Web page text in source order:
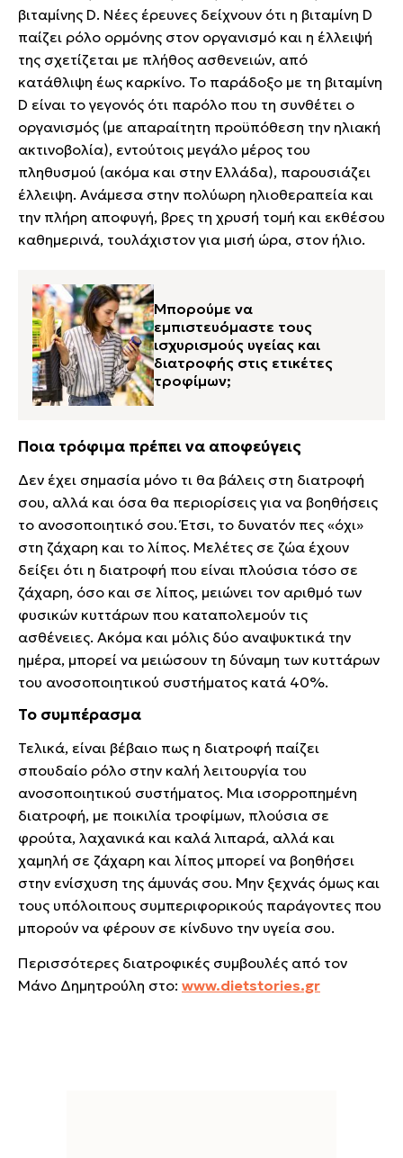
βιταμίνης D. Νέες έρευνες δείχνουν ότι η βιταμίνη D
παίζει ρόλο ορμόνης στον οργανισμό και η έλλειψή
της σχετίζεται με πλήθος ασθενειών, από
κατάθλιψη έως καρκίνο. Το παράδοξο με τη βιταμίνη
D είναι το γεγονός ότι παρόλο που τη συνθέτει ο
οργανισμός (με απαραίτητη προϋπόθεση την ηλιακή
ακτινοβολία), εντούτοις μεγάλο μέρος του
πληθυσμού (ακόμα και στην Ελλάδα), παρουσιάζει
έλλειψη. Ανάμεσα στην πολύωρη ηλιοθεραπεία και
την πλήρη αποφυγή, βρες τη χρυσή τομή και εκθέσου
καθημερινά, τουλάχιστον για μισή ώρα, στον ήλιο.
Μπορούμε να
εμπιστευόμαστε τους
ισχυρισμούς υγείας και
διατροφής στις ετικέτες
τροφίμων;
Ποια τρόφιμα πρέπει να αποφεύγεις
Δεν έχει σημασία μόνο τι θα βάλεις στη διατροφή
σου, αλλά και όσα θα περιορίσεις για να βοηθήσεις
το ανοσοποιητικό σου. Έτσι, το δυνατόν πες «όχι»
στη ζάχαρη και το λίπος. Μελέτες σε ζώα έχουν
δείξει ότι η διατροφή που είναι πλούσια τόσο σε
ζάχαρη, όσο και σε λίπος, μειώνει τον αριθμό των
φυσικών κυττάρων που καταπολεμούν τις
ασθένειες. Ακόμα και μόλις δύο αναψυκτικά την
ημέρα, μπορεί να μειώσουν τη δύναμη των κυττάρων
του ανοσοποιητικού συστήματος κατά 40%.
Το συμπέρασμα
Τελικά, είναι βέβαιο πως η διατροφή παίζει
σπουδαίο ρόλο στην καλή λειτουργία του
ανοσοποιητικού συστήματος. Μια ισορροπημένη
διατροφή, με ποικιλία τροφίμων, πλούσια σε
φρούτα, λαχανικά και καλά λιπαρά, αλλά και
χαμηλή σε ζάχαρη και λίπος μπορεί να βοηθήσει
στην ενίσχυση της άμυνάς σου. Μην ξεχνάς όμως και
τους υπόλοιπους συμπεριφορικούς παράγοντες που
μπορούν να φέρουν σε κίνδυνο την υγεία σου.
Περισσότερες διατροφικές συμβουλές από τον
Μάνο Δημητρούλη στο: www.dietstories.gr